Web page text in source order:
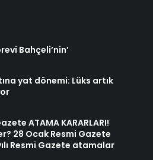
Bahçeli’nin’
yat dönemi: Lüks artık
ATAMA KARARLARI!
28 Ocak Resmi Gazete
Resmi Gazete atamalar